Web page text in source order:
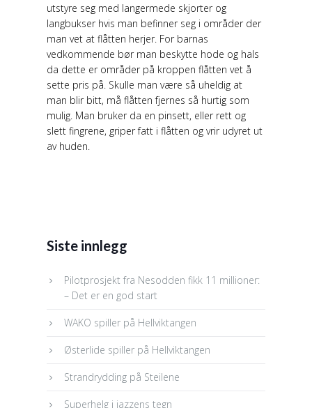
utstyre seg med langermede skjorter og
langbukser hvis man befinner seg i områder der
man vet at flåtten herjer. For barnas
vedkommende bør man beskytte hode og hals
da dette er områder på kroppen flåtten vet å
sette pris på. Skulle man være så uheldig at
man blir bitt, må flåtten fjernes så hurtig som
mulig. Man bruker da en pinsett, eller rett og
slett fingrene, griper fatt i flåtten og vrir udyret ut
av huden.
Siste innlegg
Pilotprosjekt fra Nesodden fikk 11 millioner:
– Det er en god start
WAKO spiller på Hellviktangen
Østerlide spiller på Hellviktangen
Strandrydding på Steilene
Superhelg i jazzens tegn